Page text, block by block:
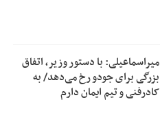
میراسماعیلی: با دستور وزیر، اتفاق
بزرگی برای جودو رخ می‌دهد/ به
کادرفنی و تیم ایمان دارم